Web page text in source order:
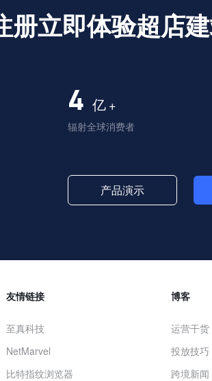
册立即体验超店
4 亿+
辐射全球消费者
产品演示
友情链接
至真科技
NetMarvel
比特指纹浏览器
博客
运营干货
投放技巧
跨境新闻